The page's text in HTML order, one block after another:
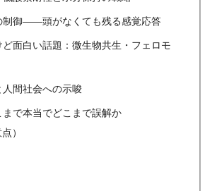
制御――頭がなくても残る感覚応答
面白い話題：微生物共生・フェロモ
間社会への示唆
で本当でどこまで誤解か
）